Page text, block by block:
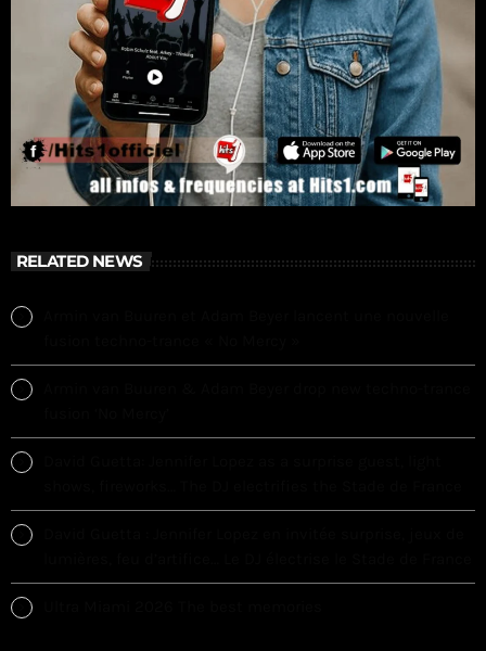
RELATED NEWS